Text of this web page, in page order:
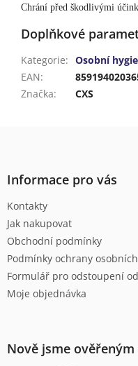
Chrání před škodlivými
Doplňkové
Kategorie: Osobní
EAN:
Značka: CXS
Informace pro vás
Kontakty
Jak nakupovat
Obchodní podmínky
Podmínky ochrany
Formulář pro odstoupení
Moje objednávka
Nově jsme